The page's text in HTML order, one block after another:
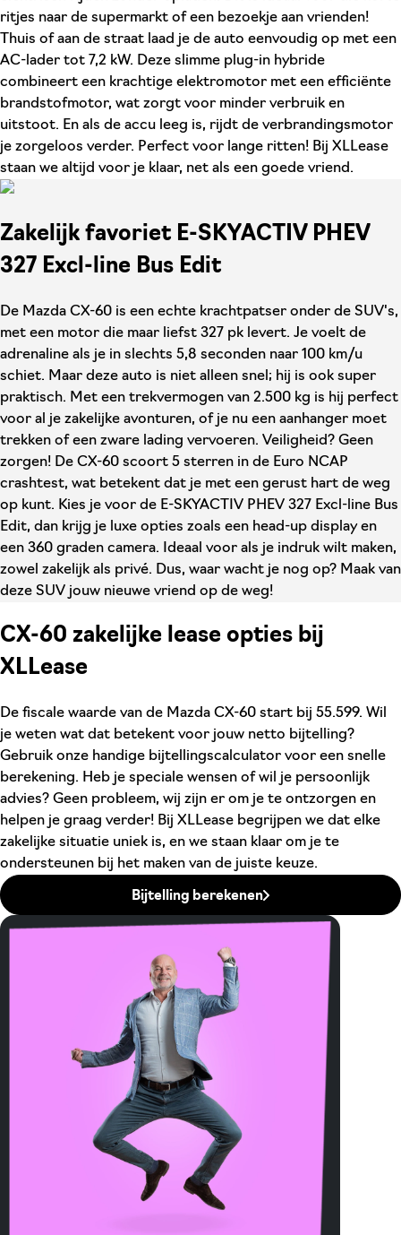
ritjes naar de supermarkt of een bezoekje aan vrienden!
Thuis of aan de straat laad je de auto eenvoudig op met een
AC-lader tot 7,2 kW. Deze slimme plug-in hybride
combineert een krachtige elektromotor met een efficiënte
brandstofmotor, wat zorgt voor minder verbruik en
uitstoot. En als de accu leeg is, rijdt de verbrandingsmotor
je zorgeloos verder. Perfect voor lange ritten! Bij XLLease
staan we altijd voor je klaar, net als een goede vriend.
Zakelijk favoriet E-SKYACTIV PHEV
327 Excl-line Bus Edit
De Mazda CX-60 is een echte krachtpatser onder de SUV's,
met een motor die maar liefst 327 pk levert. Je voelt de
adrenaline als je in slechts 5,8 seconden naar 100 km/u
schiet. Maar deze auto is niet alleen snel; hij is ook super
praktisch. Met een trekvermogen van 2.500 kg is hij perfect
voor al je zakelijke avonturen, of je nu een aanhanger moet
trekken of een zware lading vervoeren. Veiligheid? Geen
zorgen! De CX-60 scoort 5 sterren in de Euro NCAP
crashtest, wat betekent dat je met een gerust hart de weg
op kunt. Kies je voor de E-SKYACTIV PHEV 327 Excl-line Bus
Edit, dan krijg je luxe opties zoals een head-up display en
een 360 graden camera. Ideaal voor als je indruk wilt maken,
zowel zakelijk als privé. Dus, waar wacht je nog op? Maak van
deze SUV jouw nieuwe vriend op de weg!
CX-60 zakelijke lease opties bij
XLLease
De fiscale waarde van de Mazda CX-60 start bij 55.599. Wil
je weten wat dat betekent voor jouw netto bijtelling?
Gebruik onze handige bijtellingscalculator voor een snelle
berekening. Heb je speciale wensen of wil je persoonlijk
advies? Geen probleem, wij zijn er om je te ontzorgen en
helpen je graag verder! Bij XLLease begrijpen we dat elke
zakelijke situatie uniek is, en we staan klaar om je te
ondersteunen bij het maken van de juiste keuze.
Bijtelling berekenen